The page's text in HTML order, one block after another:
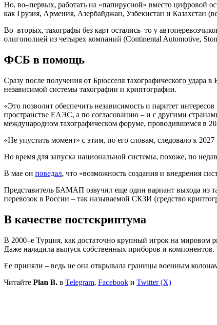
Но, во–первых, работать на «папирусной» вместо цифровой
как Грузия, Армения, Азербайджан, Узбекистан и Казахстан
Во–вторых, тахографы без карт остались–то у
олигополией из четырех компаний (Continental Automotive,
ФСБ в помощь
Сразу после получения от Брюсселя тахографического
независимой системы тахографии и криптографии.
«Это позволит обеспечить независимость и паритет
пространстве ЕАЭС, а по согласованию – и с другими
международном тахографическом форуме, проводившемся в
«Не упустить момент» с этим, по его словам, следовало к 2027
Но время для запуска национальной системы, похоже, по
В мае он поведал, что «возможность создания и внедрения
Представитель БАМАП озвучил еще один вариант выхода из
перевозок в России – так называемой СКЗИ (средство
В качестве постскриптума
В 2000–е Турция, как достаточно крупный игрок на мировом
Даже наладила выпуск собственных приборов и
Ее приняли – ведь не она открывала границы военным
Читайте Plan B. в Telegram, Facebook и Twitter (X)